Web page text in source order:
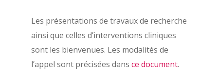
Les présentations de travaux de recherche
ainsi que celles d’interventions cliniques
sont les bienvenues. Les modalités de
l’appel sont précisées dans ce document.